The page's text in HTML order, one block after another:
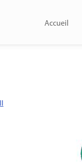
Accueil